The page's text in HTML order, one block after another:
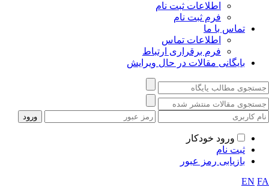
اطلاعات ثبت نام
فرم ثبت نام
تماس با ما
اطلاعات تماس
فرم برقراری ارتباط
بایگانی مقالات در حال ویرایش
ورود خودکار
ثبت نام
بازیابی رمز عبور
EN